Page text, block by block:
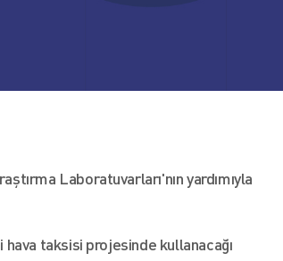
Laboratuvarları'nın yardımıyla
hava taksisi projesinde kullanacağı